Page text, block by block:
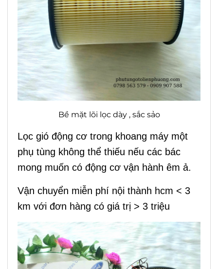
Bề mặt lõi lọc dày , sắc sảo
Lọc gió động cơ trong khoang máy một
phụ tùng không thể thiếu nếu các bác
mong muốn có động cơ vận hành êm ả.
Vận chuyển miễn phí nội thành hcm < 3
km với đơn hàng có giá trị > 3 triệu